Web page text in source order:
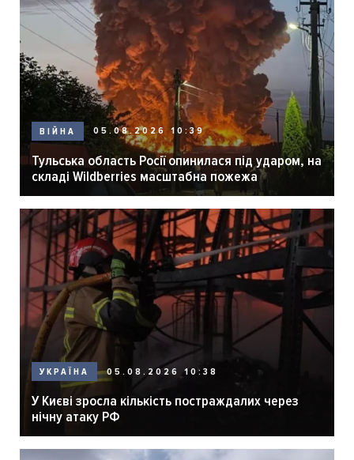
ВІЙНА 05.08.2026 10:39
Тульська область Росії опинилася під ударом, на
складі Wildberries масштабна пожежа
УКРАЇНА 05.08.2026 10:38
У Києві зросла кількість постраждалих через
нічну атаку РФ